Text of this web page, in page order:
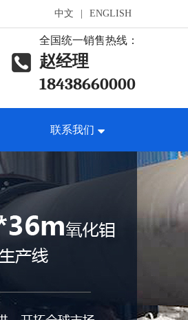
中文 ENGLISH
全国统一销售热线：
赵经理
18438660000
联系我们